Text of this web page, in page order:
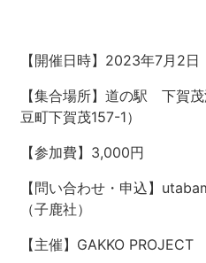
【開催日時】2023年7月2
【集合場所】道の駅 下賀
豆町下賀茂157-1）
【参加費】3,000円
【問い合わせ・申込】
（子鹿社）
【主催】GAKKO PROJECT